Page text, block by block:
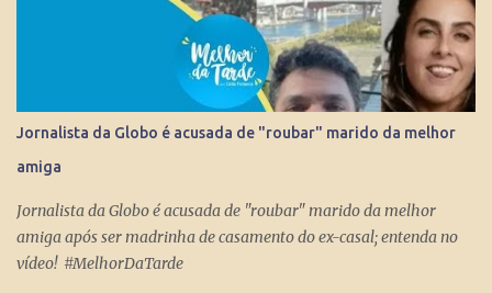
Jornalista da Globo é acusada de "roubar" marido da melhor
amiga
Jornalista da Globo é acusada de "roubar" marido da melhor
amiga após ser madrinha de casamento do ex-casal; entenda no
vídeo! #MelhorDaTarde